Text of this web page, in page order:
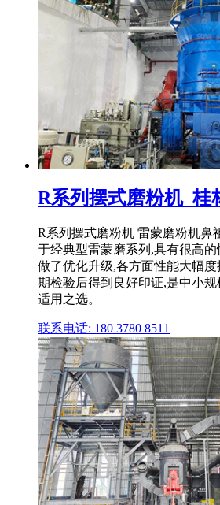
R系列摆式磨粉机_桂
R系列摆式磨粉机 雷蒙磨粉机鼻
于经典型雷蒙磨系列,具有很高
做了优化升级,各方面性能大幅
期检验后得到良好印证,是中小
适用之选。
联系电话: 180 3780 8511